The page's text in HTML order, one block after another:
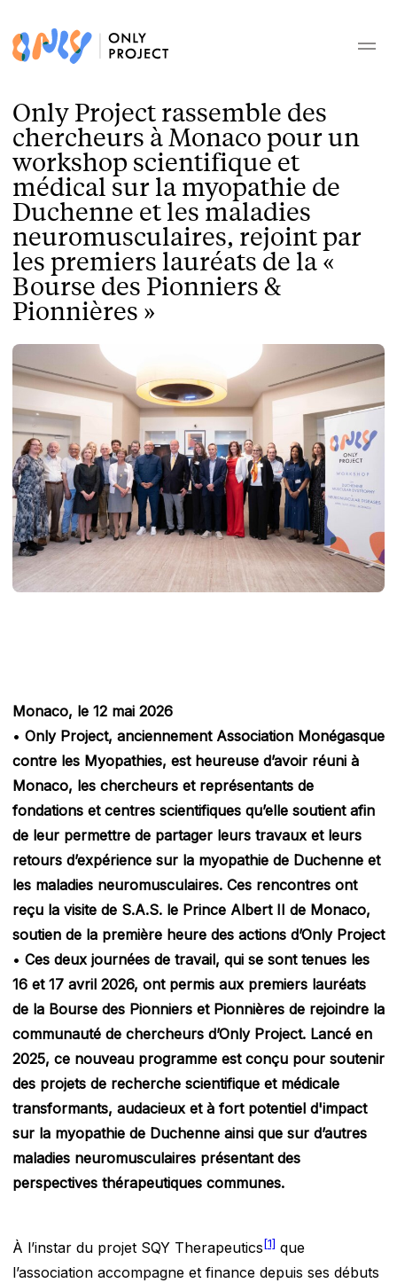
Only Project rassemble des
chercheurs à Monaco pour un
workshop scientifique et
médical sur la myopathie de
Duchenne et les maladies
neuromusculaires, rejoint par
les premiers lauréats de la «
Bourse des Pionniers &
Pionnières »
Monaco, le 12 mai 2026
• Only Project, anciennement Association Monégasque
contre les Myopathies, est heureuse d’avoir réuni à
Monaco, les chercheurs et représentants de
fondations et centres scientifiques qu’elle soutient afin
de leur permettre de partager leurs travaux et leurs
retours d’expérience sur la myopathie de Duchenne et
les maladies neuromusculaires. Ces rencontres ont
reçu la visite de S.A.S. le Prince Albert II de Monaco,
soutien de la première heure des actions d’Only Project
• Ces deux journées de travail, qui se sont tenues les
16 et 17 avril 2026, ont permis aux premiers lauréats
de la Bourse des Pionniers et Pionnières de rejoindre la
communauté de chercheurs d’Only Project. Lancé en
2025, ce nouveau programme est conçu pour soutenir
des projets de recherche scientifique et médicale
transformants, audacieux et à fort potentiel d'impact
sur la myopathie de Duchenne ainsi que sur d’autres
maladies neuromusculaires présentant des
perspectives thérapeutiques communes.
À l’instar du projet SQY Therapeutics[1] que
l’association accompagne et finance depuis ses débuts